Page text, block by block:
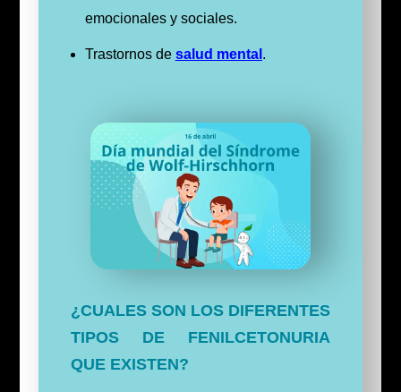
emocionales y sociales.
Trastornos de salud mental .
¿CUALES SON LOS DIFERENTES
TIPOS DE FENILCETONURIA
QUE EXISTEN?